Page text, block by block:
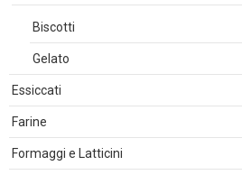
Biscotti
Gelato
Essiccati
Farine
Formaggi e Latticini